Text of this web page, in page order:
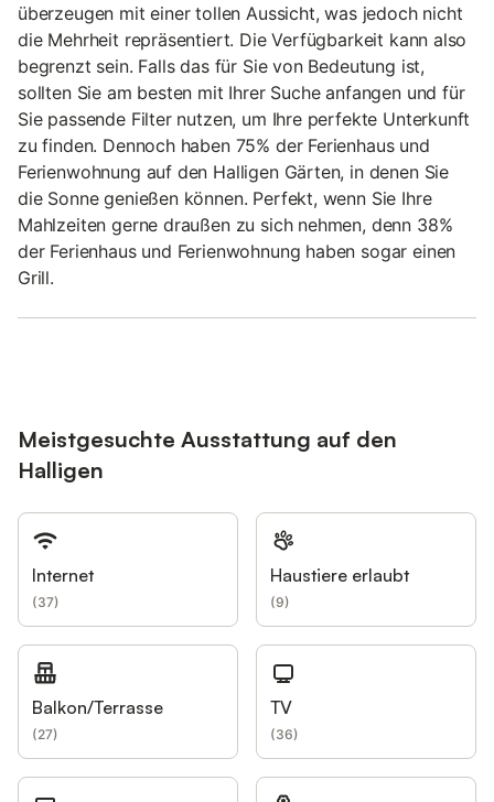
überzeugen mit einer tollen Aussicht, was jedoch nicht
die Mehrheit repräsentiert. Die Verfügbarkeit kann also
begrenzt sein. Falls das für Sie von Bedeutung ist,
sollten Sie am besten mit Ihrer Suche anfangen und für
Sie passende Filter nutzen, um Ihre perfekte Unterkunft
zu finden. Dennoch haben 75% der Ferienhaus und
Ferienwohnung auf den Halligen Gärten, in denen Sie
die Sonne genießen können. Perfekt, wenn Sie Ihre
Mahlzeiten gerne draußen zu sich nehmen, denn 38%
der Ferienhaus und Ferienwohnung haben sogar einen
Grill.
Meistgesuchte Ausstattung auf den
Halligen
Internet
(37)
Haustiere erlaubt
(9)
Balkon/Terrasse
(27)
TV
(36)